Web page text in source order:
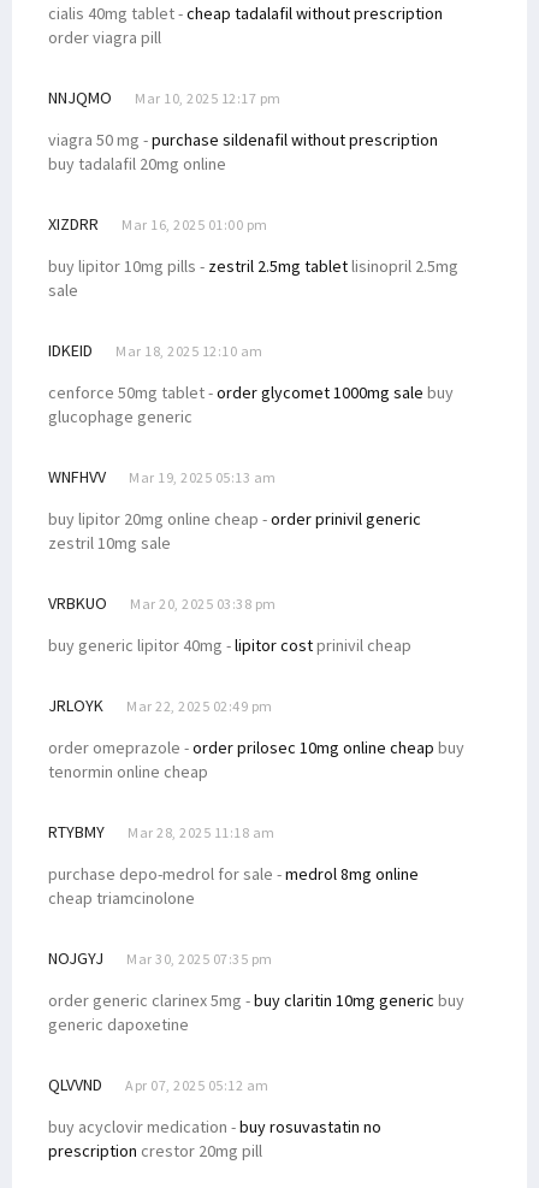
cialis 40mg tablet -cheap tadalafil without prescription
order viagra pill
NNJQMO Mar 10, 2025 12:17 pm
viagra 50 mg -purchase sildenafil without prescription
buy tadalafil 20mg online
XIZDRR Mar 16, 2025 01:00 pm
buy lipitor 10mg pills - zestril 2.5mg tabletlisinopril 2.5mg
sale
IDKEID Mar 18, 2025 12:10 am
cenforce 50mg tablet -order glycomet 1000mg sale buy
glucophage generic
WNFHVV Mar 19, 2025 05:13 am
buy lipitor 20mg online cheap -order prinivil generic
zestril 10mg sale
VRBKUO Mar 20, 2025 03:38 pm
buy generic lipitor 40mg -lipitor costprinivil cheap
JRLOYK Mar 22, 2025 02:49 pm
order omeprazole -order prilosec 10mg online cheap buy
tenormin online cheap
RTYBMY Mar 28, 2025 11:18 am
purchase depo-medrol for sale -medrol 8mg online
cheap triamcinolone
NOJGYJ Mar 30, 2025 07:35 pm
order generic clarinex 5mg -buy claritin 10mg generic buy
generic dapoxetine
QLVVND Apr 07, 2025 05:12 am
buy acyclovir medication -buy rosuvastatin no
prescription crestor 20mg pill